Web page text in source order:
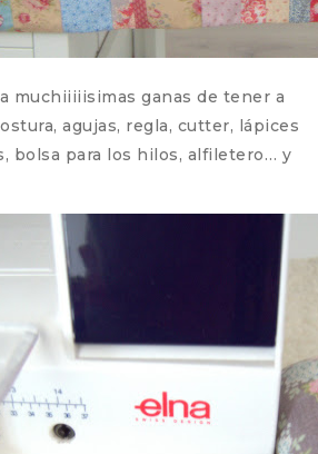
muchiiiiisimas ganas de tener a
agujas, regla, cutter, lápices
bolsa para los hilos, alfiletero… y